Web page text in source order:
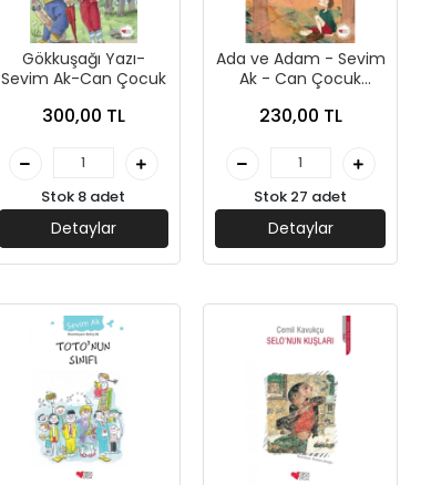
Gökkuşağı Yazı-
Sevim Ak-Can Çocuk
300,00 TL
Stok 8 adet
Detaylar
Ada ve Adam - Sevim
Ak - Can Çocuk
230,00 TL
Stok 27 adet
Detaylar